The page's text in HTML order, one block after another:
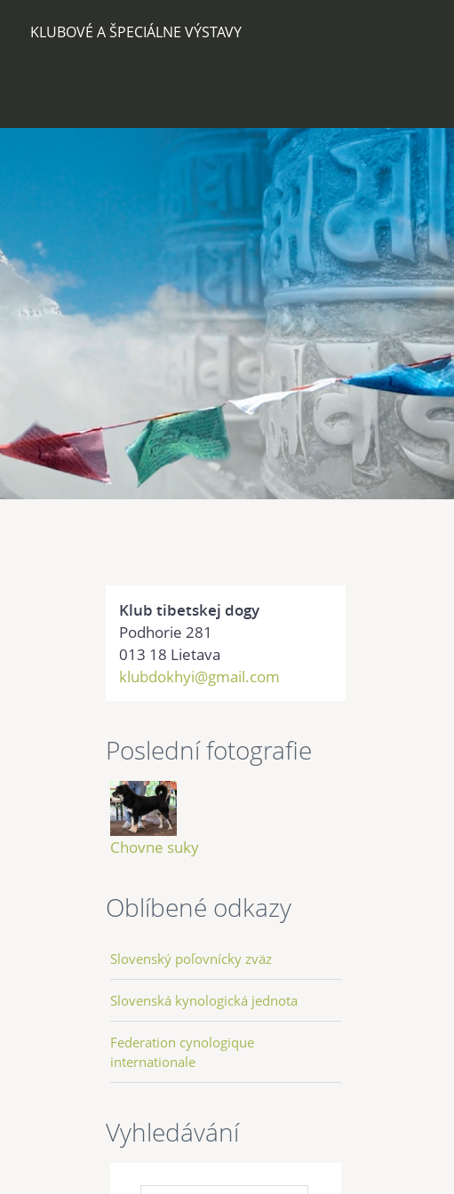
KLUBOVÉ A ŠPECIÁLNE VÝSTAVY
Klub tibetskej dogy
Podhorie 281
013 18 Lietava
klubdokhyi@gmail.com
Poslední fotografie
Chovne suky
Oblíbené odkazy
Slovenský poľovnícky zväz
Slovenská kynologická jednota
Federation cynologique
internationale
Vyhledávání